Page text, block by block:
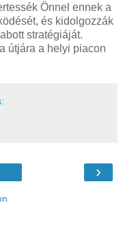
Önnel ennek a
és kidolgozzák
stratégiáját.
útjára a helyi piacon
›